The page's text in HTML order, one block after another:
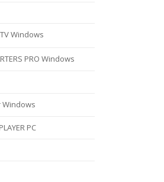
Windows
PRO Windows
Windows
PC